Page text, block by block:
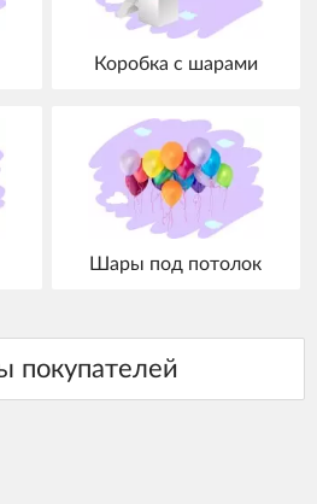
Коробка с шарами
Шары под потолок